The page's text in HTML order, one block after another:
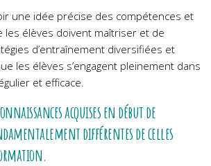
une idée précise des compétences et
les élèves doivent maîtriser et de
d’entraînement diversifiées et
les élèves s’engagent pleinement dans
et efficace.
acquises en début de
différentes de celles